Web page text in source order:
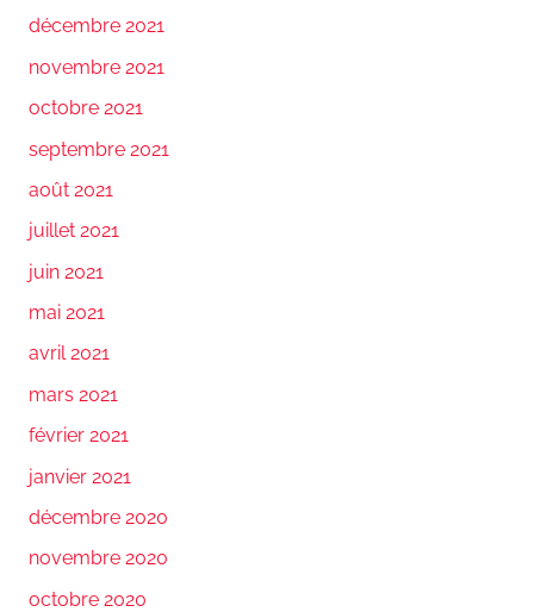
décembre 2021
novembre 2021
octobre 2021
septembre 2021
août 2021
juillet 2021
juin 2021
mai 2021
avril 2021
mars 2021
février 2021
janvier 2021
décembre 2020
novembre 2020
octobre 2020